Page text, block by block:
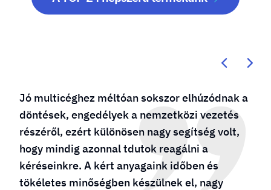
Jó multicéghez méltóan sokszor elhúzódnak a
döntések, engedélyek a nemzetközi vezetés
részéről, ezért különösen nagy segítség volt,
hogy mindig azonnal tdutok reagálni a
kéréseinkre. A kért anyagaink időben és
tökéletes minőségben készülnek el, nagy